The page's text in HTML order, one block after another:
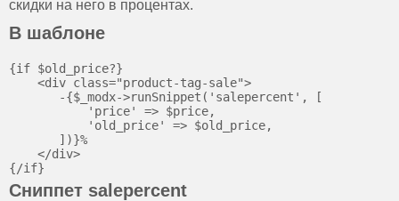
скидки на него в процентах.
В шаблоне
{if $old_price?}
    <div class="product-tag-sale">
       -{$_modx->runSnippet('salepercent', [
           'price' => $price,
           'old_price' => $old_price,
       ])}%
    </div>
Сниппет salepercent